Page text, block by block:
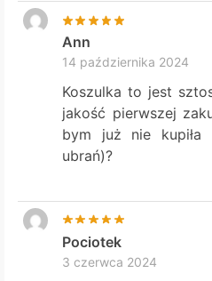
Ann
14 października 2024
Koszulka to jest
jakość pierwszej
bym już nie
ubrań)?
Pociotek
3 czerwca 2024